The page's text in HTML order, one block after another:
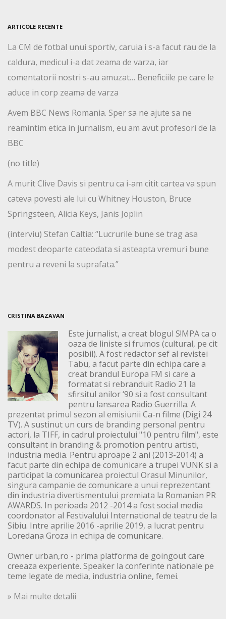
ARTICOLE RECENTE
La CM de fotbal unui sportiv, caruia i s-a facut rau de la
caldura, medicul i-a dat zeama de varza, iar
comentatorii nostri s-au amuzat… Beneficiile pe care le
aduce in corp zeama de varza
Avem BBC News Romania. Sper sa ne ajute sa ne
reamintim etica in jurnalism, eu am avut profesori de la
BBC
(no title)
A murit Clive Davis si pentru ca i-am citit cartea va spun
cateva povesti ale lui cu Whitney Houston, Bruce
Springsteen, Alicia Keys, Janis Joplin
(interviu) Stefan Caltia: “Lucrurile bune se trag asa
modest deoparte cateodata si asteapta vremuri bune
pentru a reveni la suprafata.”
CRISTINA BAZAVAN
Este jurnalist, a creat blogul S!MPA ca o
oaza de liniste si frumos (cultural, pe cit
posibil). A fost redactor sef al revistei
Tabu, a facut parte din echipa care a
creat brandul Europa FM si care a
formatat si rebranduit Radio 21 la
sfirsitul anilor ‘90 si a fost consultant
pentru lansarea Radio Guerrilla. A
prezentat primul sezon al emisiunii Ca-n filme (Digi 24
TV). A sustinut un curs de branding personal pentru
actori, la TIFF, in cadrul proiectului "10 pentru film", este
consultant in branding & promotion pentru artisti,
industria media. Pentru aproape 2 ani (2013-2014) a
facut parte din echipa de comunicare a trupei VUNK si a
participat la comunicarea proiectul Orasul Minunilor,
singura campanie de comunicare a unui reprezentant
din industria divertismentului premiata la Romanian PR
AWARDS. In perioada 2012 -2014 a fost social media
coordonator al Festivalului International de teatru de la
Sibiu. Intre aprilie 2016 -aprilie 2019, a lucrat pentru
Loredana Groza in echipa de comunicare.
Owner urban,ro - prima platforma de goingout care
creeaza experiente. Speaker la conferinte nationale pe
teme legate de media, industria online, femei.
» Mai multe detalii